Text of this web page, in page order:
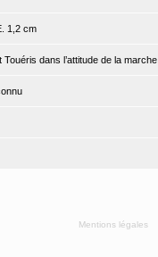
1,2 cm
Touéris dans l’attitude de la
Mentions légales